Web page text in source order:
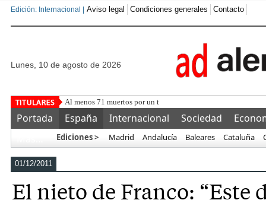
Edición: Internacional | Aviso legal Condiciones generales Contacto
lunes, 10 de agosto de 2026
Al menos 71 muertos por un terremoto de magnitud
Portada España Internacional Sociedad
Ediciones > Madrid Andalucía Baleares Cataluña
01/12/2011
El nieto de Franco: “Este